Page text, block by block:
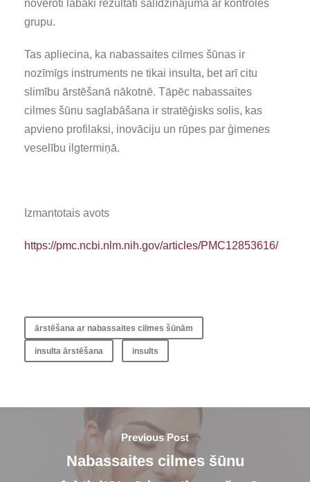
novēroti labāki rezultāti salīdzinājumā ar kontroles
grupu.
Tas apliecina, ka nabassaites cilmes šūnas ir
nozīmīgs instruments ne tikai insulta, bet arī citu
slimību ārstēšanā nākotnē. Tāpēc nabassaites
cilmes šūnu saglabāšana ir stratēģisks solis, kas
apvieno profilaksi, inovāciju un rūpes par ģimenes
veselību ilgtermiņā.
Izmantotais avots
https://pmc.ncbi.nlm.nih.gov/articles/PMC12853616/
ārstēšana ar nabassaites cilmes šūnām
insulta ārstēšana insults
Previous Post
Nabassaites cilmes šūnu